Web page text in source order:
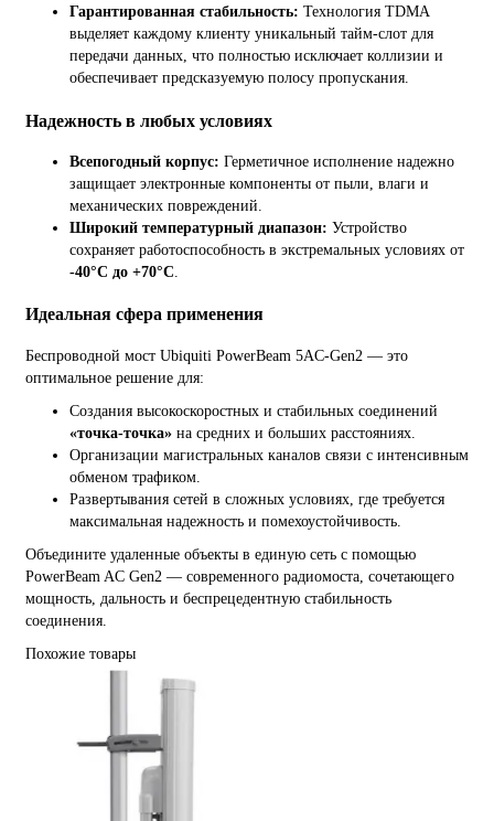
Гарантированная стабильность: Технология TDMA
выделяет каждому клиенту уникальный тайм-слот для
передачи данных, что полностью исключает коллизии и
обеспечивает предсказуемую полосу пропускания.
Надежность в любых условиях
Всепогодный корпус: Герметичное исполнение надежно
защищает электронные компоненты от пыли, влаги и
механических повреждений.
Широкий температурный диапазон: Устройство
сохраняет работоспособность в экстремальных условиях от
-40°C до +70°C.
Идеальная сфера применения
Беспроводной мост Ubiquiti PowerBeam 5AC-Gen2 — это
оптимальное решение для:
Создания высокоскоростных и стабильных соединений
«точка-точка» на средних и больших расстояниях.
Организации магистральных каналов связи с интенсивным
обменом трафиком.
Развертывания сетей в сложных условиях, где требуется
максимальная надежность и помехоустойчивость.
Объедините удаленные объекты в единую сеть с помощью
PowerBeam AC Gen2 — современного радиомоста, сочетающего
мощность, дальность и беспрецедентную стабильность
соединения.
Похожие товары